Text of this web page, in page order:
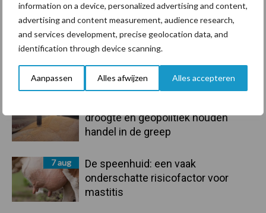
information on a device, personalized advertising and content,
advertising and content measurement, audience research,
and services development, precise geolocation data, and
identification through device scanning.
Aanpassen Alles afwijzen Alles accepteren
Primaire
Sidebar
Recent nieuws Partner nieuws
droogte en geopolitiek houden
handel in de greep
7 aug
De speenhuid: een vaak
onderschatte risicofactor voor
mastitis
Toon meer